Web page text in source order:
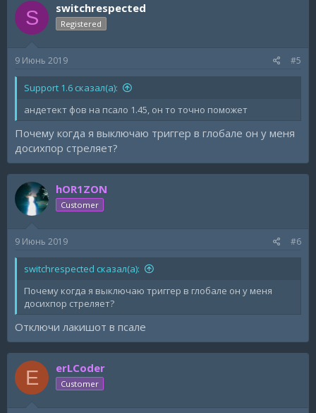
S switchrespected
Registered
9 Июнь 2019 #5
Support 1.6 сказал(а):
андетект фов на псало 1.45, он то точно поможет
Почему когда я выключаю триггер в глобале он у меня
досихпор стреляет?
hOR1ZON
Customer
9 Июнь 2019 #6
switchrespected сказал(а):
Почему когда я выключаю триггер в глобале он у меня
досихпор стреляет?
Отключи лакишот в псале
E erLCoder
Customer